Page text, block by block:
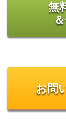
無
お問